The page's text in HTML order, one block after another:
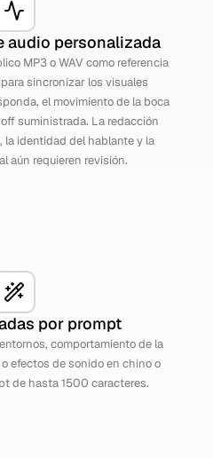
audio personalizada
MP3 o WAV como referencia
sincronizar los visuales
el movimiento de la boca
suministrada. La redacción
la identidad del hablante y la
aún requieren revisión.
por prompt
comportamiento de la
efectos de sonido en chino o
de hasta 1500 caracteres.